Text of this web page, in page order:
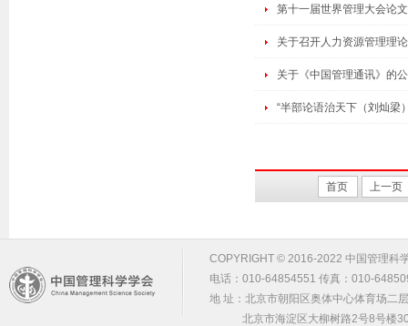
第十一届世界管理大会论
关于召开人力资源管理理
关于《中国管理通讯》的
“半部论语治天下（刘灿梁
首页 上一页
COPYRIGHT © 2016-2022 中国管理科
电话：010-64854551 传真：010-
地 址：北京市朝阳区奥体中心体育场二
北京市海淀区大柳树路2号8号楼